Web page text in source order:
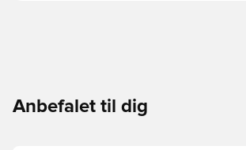
Anbefalet til dig